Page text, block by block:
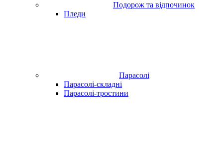
Подорож та відпочинок
Пледи
Парасолі
Парасолі-складні
Парасолі-тростини